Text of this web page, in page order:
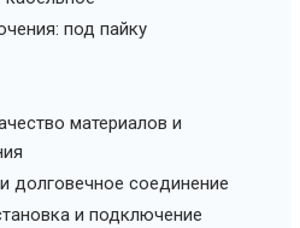
под пайку
материалов и
долговечное соединение
и подключение